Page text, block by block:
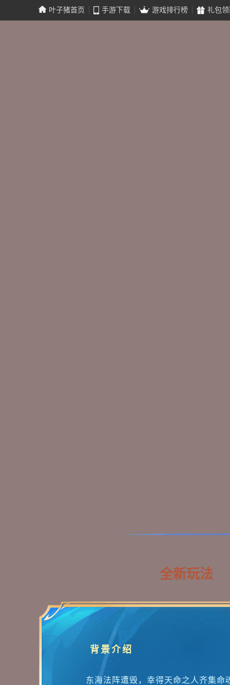
全新玩法
背景介绍
东海法阵遭毁，幸得天命之人齐集
叶子猪首页 手游下载 游戏排行榜 礼包